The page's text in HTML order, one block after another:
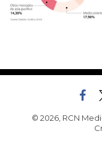
© 2026, RCN